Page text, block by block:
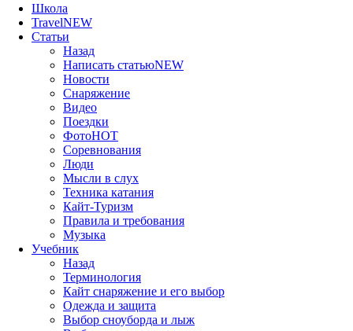
Школа
TravelNEW
Статьи
Назад
Написать статьюNEW
Новости
Снаряжение
Видео
Поездки
ФотоHOT
Соревнования
Люди
Мысли в слух
Техника катания
Кайт-Туризм
Правила и требования
Музыка
Учебник
Назад
Терминология
Кайт снаряжение и его выбор
Одежда и защита
Выбор сноуборда и лыж